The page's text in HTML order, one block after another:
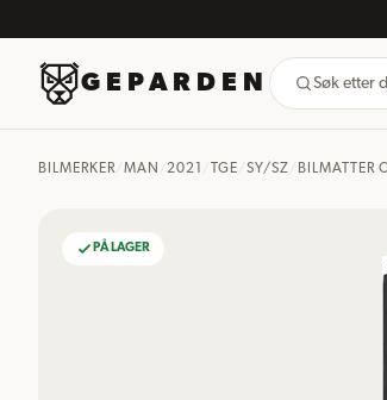
GEPARDEN Søk etter
BILMERKER/ MAN /2021 TGE /SY/SZ BILMATTER
PÅ LAGER